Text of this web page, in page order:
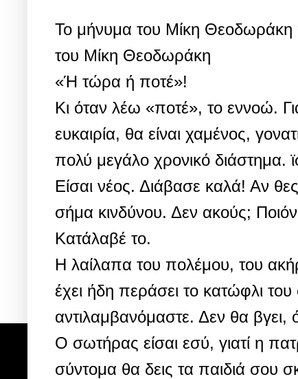
Το μήνυμα του Μίκη Θεοδωράκη
του Μίκη Θεοδωράκη
«Ή τώρα ή ποτέ»!
Κι όταν λέω «ποτέ», το εννοώ.
ευκαιρία, θα είναι χαμένος,
πολύ μεγάλο χρονικό διάστημα.
Είσαι νέος. Διάβασε καλά! Αν
σήμα κινδύνου. Δεν ακούς;
Κατάλαβέ το.
Η λαίλαπα του πολέμου, του
έχει ήδη περάσει το κατώφλι
αντιλαμβανόμαστε. Δεν θα
Ο σωτήρας είσαι εσύ, γιατί η
σύντομα θα δεις τα παιδιά σου